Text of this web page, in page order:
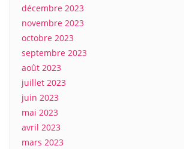
décembre 2023
novembre 2023
octobre 2023
septembre 2023
août 2023
juillet 2023
juin 2023
mai 2023
avril 2023
mars 2023